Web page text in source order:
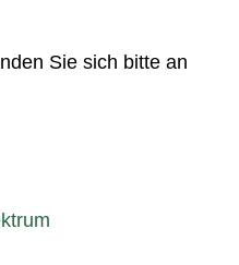
Sie sich bitte an